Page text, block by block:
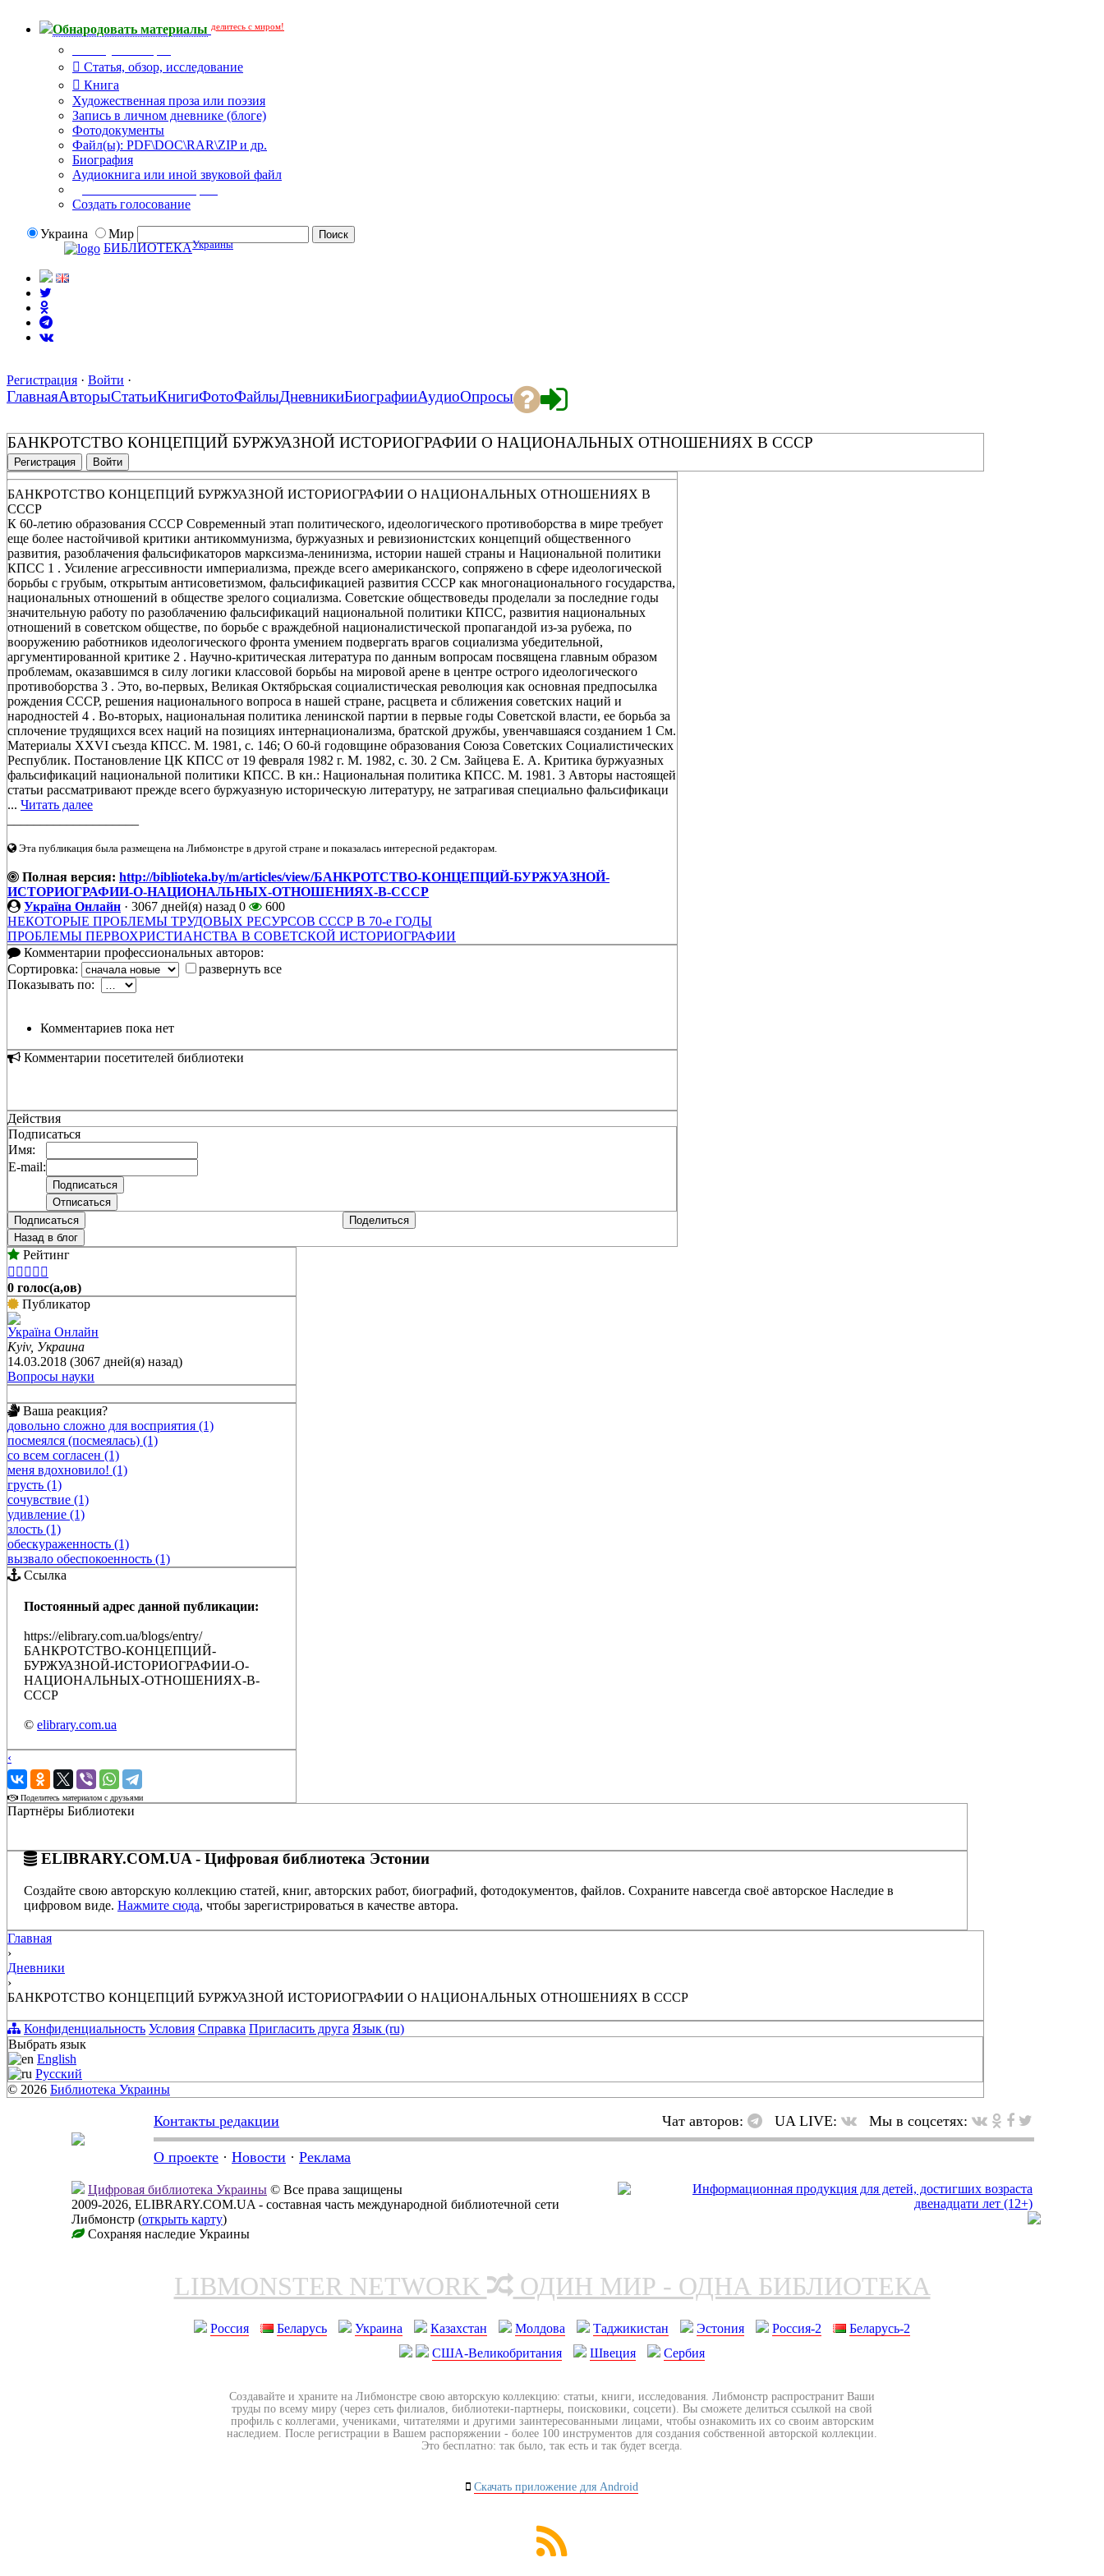
Обнародовать материалы делитесь с миром!
Статья, обзор, исследование
Книга
Художественная проза или поэзия
Запись в личном дневнике (блоге)
Фотодокументы
Файл(ы): PDF\DOC\RAR\ZIP и др.
Биография
Аудиокнига или иной звуковой файл
Создать голосование
Украина
Мир
БИБЛИОТЕКАУкраины
Регистрация · Войти ·
ГлавнаяАвторыСтатьиКнигиФотоФайлыДневникиБиографииАудиоОпросы
БАНКРОТСТВО КОНЦЕПЦИЙ БУРЖУАЗНОЙ ИСТОРИОГРАФИИ О НАЦИОНАЛЬНЫХ ОТНОШЕНИЯХ В СССР
Регистрация Войти
БАНКРОТСТВО КОНЦЕПЦИЙ БУРЖУАЗНОЙ ИСТОРИОГРАФИИ О НАЦИОНАЛЬНЫХ ОТНОШЕНИЯХ В
СССР
К 60-летию образования СССР Современный этап политического, идеологического противоборства в мире требует
еще более настойчивой критики антикоммунизма, буржуазных и ревизионистских концепций общественного
развития, разоблачения фальсификаторов марксизма-ленинизма, истории нашей страны и Национальной политики
КПСС 1 . Усиление агрессивности империализма, прежде всего американского, сопряжено в сфере идеологической
борьбы с грубым, открытым антисоветизмом, фальсификацией развития СССР как многонационального государства,
национальных отношений в обществе зрелого социализма. Советские обществоведы проделали за последние годы
значительную работу по разоблачению фальсификаций национальной политики КПСС, развития национальных
отношений в советском обществе, по борьбе с враждебной националистической пропагандой из-за рубежа, по
вооружению работников идеологического фронта умением подвергать врагов социализма убедительной,
аргументированной критике 2 . Научно-критическая литература по данным вопросам посвящена главным образом
проблемам, оказавшимся в силу логики классовой борьбы на мировой арене в центре острого идеологического
противоборства 3 . Это, во-первых, Великая Октябрьская социалистическая революция как основная предпосылка
рождения СССР, решения национального вопроса в нашей стране, расцвета и сближения советских наций и
народностей 4 . Во-вторых, национальная политика ленинской партии в первые годы Советской власти, ее борьба за
сплочение трудящихся всех наций на позициях интернационализма, братской дружбы, увенчавшаяся созданием 1 См.
Материалы XXVI съезда КПСС. М. 1981, с. 146; О 60-й годовщине образования Союза Советских Социалистических
Республик. Постановление ЦК КПСС от 19 февраля 1982 г. М. 1982, с. 30. 2 См. Зайцева Е. А. Критика буржуазных
фальсификаций национальной политики КПСС. В кн.: Национальная политика КПСС. М. 1981. 3 Авторы настоящей
статьи рассматривают прежде всего буржуазную историческую литературу, не затрагивая специально фальсификаци
... Читать далее
Эта публикация была размещена на Либмонстре в другой стране и показалась интересной редакторам.
Полная версия: http://biblioteka.by/m/articles/view/БАНКРОТСТВО-КОНЦЕПЦИЙ-БУРЖУАЗНОЙ-
ИСТОРИОГРАФИИ-О-НАЦИОНАЛЬНЫХ-ОТНОШЕНИЯХ-В-СССР
Україна Онлайн · 3067 дней(я) назад 0
600
НЕКОТОРЫЕ ПРОБЛЕМЫ ТРУДОВЫХ РЕСУРСОВ СССР В 70-е ГОДЫ
ПРОБЛЕМЫ ПЕРВОХРИСТИАНСТВА В СОВЕТСКОЙ ИСТОРИОГРАФИИ
Комментарии профессиональных авторов:
Сортировка:
развернуть все
Показывать по:
Комментариев пока нет
Комментарии посетителей библиотеки
Действия
Подписаться
Имя:
E-mail:
Подписаться
Поделиться
Назад в блог
Рейтинг
    
0 голос(а,ов)
Публикатор
Україна Онлайн
Kyiv, Украина
14.03.2018 (3067 дней(я) назад)
Вопросы науки
Ваша реакция?
довольно сложно для восприятия (1)
посмеялся (посмеялась) (1)
со всем согласен (1)
меня вдохновило! (1)
грусть (1)
сочувствие (1)
удивление (1)
злость (1)
обескураженность (1)
вызвало обеспокоенность (1)
Ссылка
Постоянный адрес данной публикации:
https://elibrary.com.ua/blogs/entry/
БАНКРОТСТВО-КОНЦЕПЦИЙ-
БУРЖУАЗНОЙ-ИСТОРИОГРАФИИ-О-
НАЦИОНАЛЬНЫХ-ОТНОШЕНИЯХ-В-
СССР
© elibrary.com.ua
‹
›
Поделитесь материалом с друзьями
Партнёры Библиотеки
ELIBRARY.COM.UA - Цифровая библиотека Эстонии
Создайте свою авторскую коллекцию статей, книг, авторских работ, биографий, фотодокументов, файлов. Сохраните навсегда своё авторское Наследие в
цифровом виде. Нажмите сюда, чтобы зарегистрироваться в качестве автора.
Главная
›
Дневники
›
БАНКРОТСТВО КОНЦЕПЦИЙ БУРЖУАЗНОЙ ИСТОРИОГРАФИИ О НАЦИОНАЛЬНЫХ ОТНОШЕНИЯХ В СССР
Конфиденциальность Условия Справка Пригласить друга Язык (ru)
Выбрать язык
English
Русский
© 2026 Библиотека Украины
Контакты редакции Чат авторов: UA LIVE: Мы в соцсетях:
О проекте · Новости · Реклама
Цифровая библиотека Украины © Все права защищены
2009-2026, ELIBRARY.COM.UA - составная часть международной библиотечной сети
Либмонстр (открыть карту)
Сохраняя наследие Украины
LIBMONSTER NETWORK ОДИН МИР - ОДНА БИБЛИОТЕКА
Россия Беларусь Украина Казахстан Молдова Таджикистан Эстония Россия-2
Беларусь-2
США-Великобритания
Швеция Сербия
Создавайте и храните на Либмонстре свою авторскую коллекцию: статьи, книги, исследования. Либмонстр распространит Ваши
труды по всему миру (через сеть филиалов, библиотеки-партнеры, поисковики, соцсети). Вы сможете делиться ссылкой на свой
профиль с коллегами, учениками, читателями и другими заинтересованными лицами, чтобы ознакомить их со своим авторским
наследием. После регистрации в Вашем распоряжении - более 100 инструментов для создания собственной авторской коллекции.
Это бесплатно: так было, так есть и так будет всегда.
Скачать приложение для Android